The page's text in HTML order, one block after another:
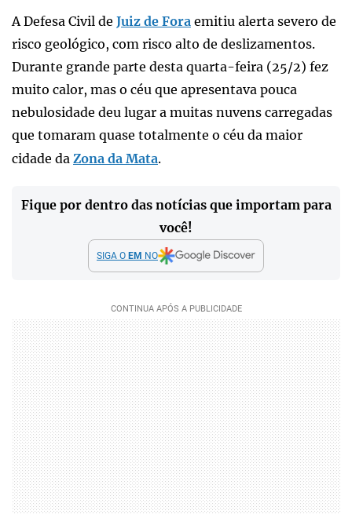
A Defesa Civil de Juiz de Fora emitiu alerta severo de
risco geológico, com risco alto de deslizamentos.
Durante grande parte desta quarta-feira (25/2) fez
muito calor, mas o céu que apresentava pouca
nebulosidade deu lugar a muitas nuvens carregadas
que tomaram quase totalmente o céu da maior
cidade da Zona da Mata.
Fique por dentro das notícias que importam para
você!
SIGA O EM NO